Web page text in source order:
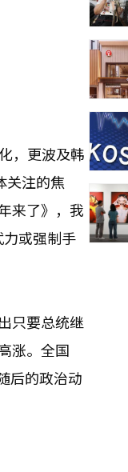
，更波及韩
关注的焦
来了》，我
或强制手
只要总统继
涨。全国
后的政治动